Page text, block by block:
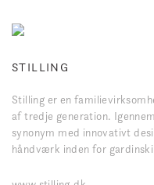
STILLING
Stilling er en
af tredje generation.
synonym med innovativt
håndværk inden for